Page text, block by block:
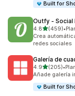
Built for
Outfy ‑
4.8de 5(459)
459 reseñas
•
Crea
redes sociales
Galería de
4.9de 5(205)
205 reseñas
•
Añade galería
Built for